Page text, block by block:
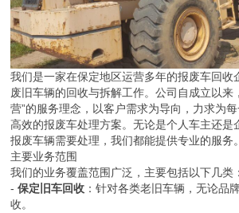
我们是一家在保定地区运营多年的报废车回收
废旧车辆的回收与拆解工作。公司自成立以来
营”的服务理念，以客户需求为导向，力求为每
高效的报废车处理方案。无论是个人车主还是
报废车辆需要处理，我们都能提供专业的服务。
主要业务范围
我们的业务覆盖范围广泛，主要包括以下几类：
-保定旧车回收 ：针对各类老旧车辆，无论品
收。